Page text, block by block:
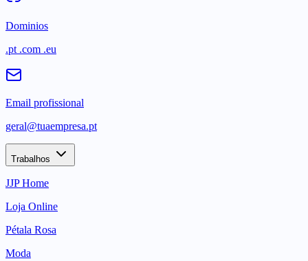
Dominios
.pt .com .eu
Email profissional
geral@tuaempresa.pt
Trabalhos
JJP Home
Loja Online
Pétala Rosa
Moda